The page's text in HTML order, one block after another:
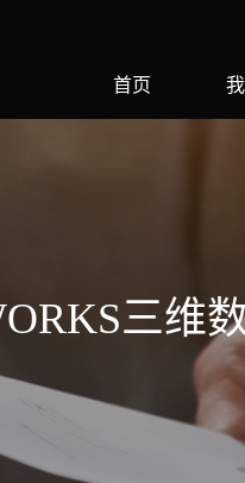
首页
三维